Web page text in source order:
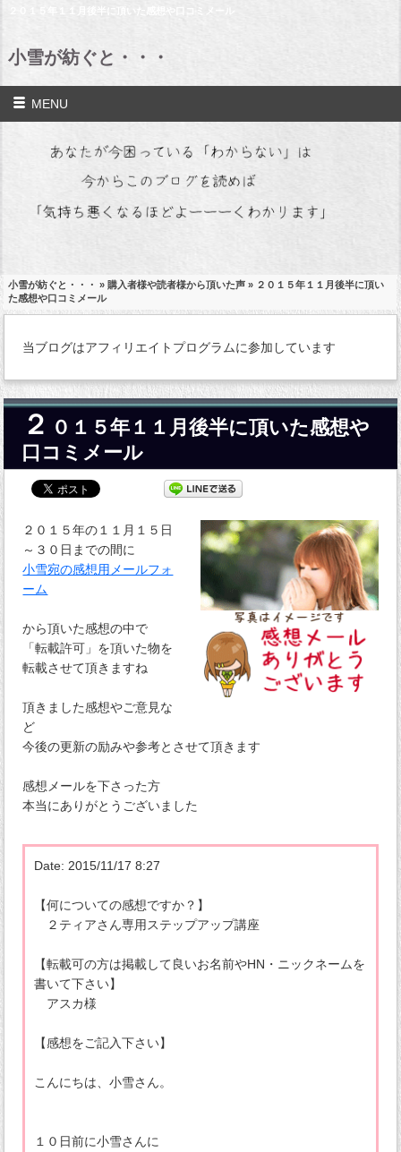
２０１５年１１月後半に頂いた感想や口コミメール
小雪が紡ぐと・・・
MENU
小雪が紡ぐと・・・ » 購入者様や読者様から頂いた声» ２０１５年１１月後半に頂い
た感想や口コミメール
当ブログはアフィリエイトプログラムに参加しています
２ ０１５年１１月後半に頂いた感想や
口コミメール
２０１５年の１１月１５日
～３０日までの間に
小雪宛の感想用メールフォ
ーム
から頂いた感想の中で
「転載許可」を頂いた物を
転載させて頂きますね
頂きました感想やご意見な
ど
今後の更新の励みや参考とさせて頂きます
感想メールを下さった方
本当にありがとうございました
Date: 2015/11/17 8:27
【何についての感想ですか？】
２ティアさん専用ステップアップ講座
【転載可の方は掲載して良いお名前やHN・ニックネームを
書いて下さい】
アスカ様
【感想をご記入下さい】
こんにちは、小雪さん。
１０日前に小雪さんに